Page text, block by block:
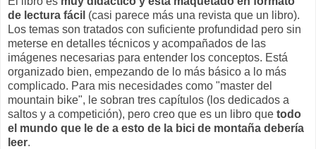
de lectura fácil (casi parece más una revista que un libro).
Los temas son tratados con suficiente profundidad pero sin
meterse en detalles técnicos y acompañados de las
imágenes necesarias para entender los conceptos. Está
organizado bien, empezando de lo más básico a lo más
complicado. Para mis necesidades como "master del
mountain bike", le sobran tres capítulos (los dedicados a
saltos y a competición), pero creo que es un libro que todo
el mundo que le de a esto de la bici de montaña debería
leer.